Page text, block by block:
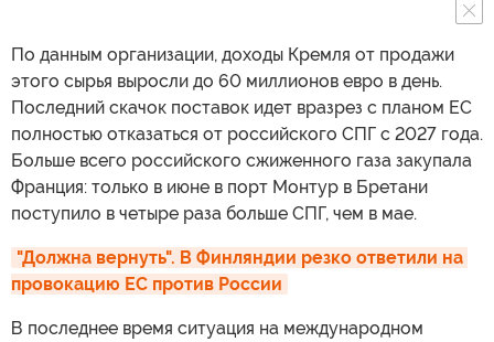
По данным организации, доходы Кремля от продажи
этого сырья выросли до 60 миллионов евро в день.
Последний скачок поставок идет вразрез с планом ЕС
полностью отказаться от российского СПГ с 2027 года.
Больше всего российского сжиженного газа закупала
Франция: только в июне в порт Монтур в Бретани
поступило в четыре раза больше СПГ, чем в мае.
"Должна вернуть". В Финляндии резко ответили на
провокацию ЕС против России
В последнее время ситуация на международном